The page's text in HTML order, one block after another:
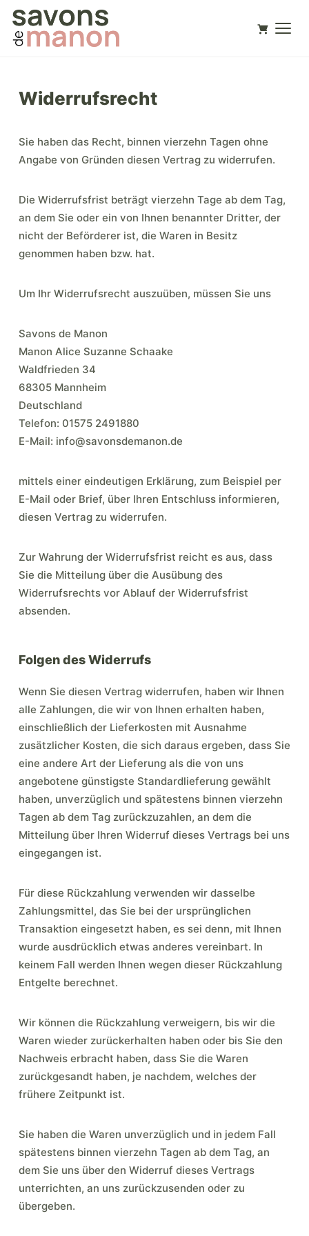
Widerrufsrecht
Sie haben das Recht, binnen vierzehn Tagen ohne
Angabe von Gründen diesen Vertrag zu widerrufen.
Die Widerrufsfrist beträgt vierzehn Tage ab dem Tag,
an dem Sie oder ein von Ihnen benannter Dritter, der
nicht der Beförderer ist, die Waren in Besitz
genommen haben bzw. hat.
Um Ihr Widerrufsrecht auszuüben, müssen Sie uns
Savons de Manon
Manon Alice Suzanne Schaake
Waldfrieden 34
68305 Mannheim
Deutschland
Telefon: 01575 2491880
E-Mail: info@savonsdemanon.de
mittels einer eindeutigen Erklärung, zum Beispiel per
E-Mail oder Brief, über Ihren Entschluss informieren,
diesen Vertrag zu widerrufen.
Zur Wahrung der Widerrufsfrist reicht es aus, dass
Sie die Mitteilung über die Ausübung des
Widerrufsrechts vor Ablauf der Widerrufsfrist
absenden.
Folgen des Widerrufs
Wenn Sie diesen Vertrag widerrufen, haben wir Ihnen
alle Zahlungen, die wir von Ihnen erhalten haben,
einschließlich der Lieferkosten mit Ausnahme
zusätzlicher Kosten, die sich daraus ergeben, dass Sie
eine andere Art der Lieferung als die von uns
angebotene günstigste Standardlieferung gewählt
haben, unverzüglich und spätestens binnen vierzehn
Tagen ab dem Tag zurückzuzahlen, an dem die
Mitteilung über Ihren Widerruf dieses Vertrags bei uns
eingegangen ist.
Für diese Rückzahlung verwenden wir dasselbe
Zahlungsmittel, das Sie bei der ursprünglichen
Transaktion eingesetzt haben, es sei denn, mit Ihnen
wurde ausdrücklich etwas anderes vereinbart. In
keinem Fall werden Ihnen wegen dieser Rückzahlung
Entgelte berechnet.
Wir können die Rückzahlung verweigern, bis wir die
Waren wieder zurückerhalten haben oder bis Sie den
Nachweis erbracht haben, dass Sie die Waren
zurückgesandt haben, je nachdem, welches der
frühere Zeitpunkt ist.
Sie haben die Waren unverzüglich und in jedem Fall
spätestens binnen vierzehn Tagen ab dem Tag, an
dem Sie uns über den Widerruf dieses Vertrags
unterrichten, an uns zurückzusenden oder zu
übergeben.